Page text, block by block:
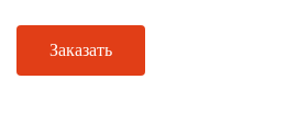
Заказать